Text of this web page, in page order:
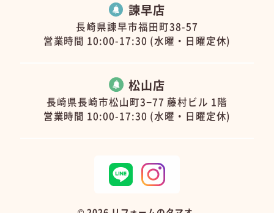
諫早店
長崎県諫早市福田町38-57
営業時間 10:00-17:30 (水曜・日曜定休)
松山店
長崎県長崎市松山町3−77 藤村ビル 1階
営業時間 10:00-17:30 (水曜・日曜定休)